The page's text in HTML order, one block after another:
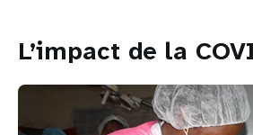
L’impact de la